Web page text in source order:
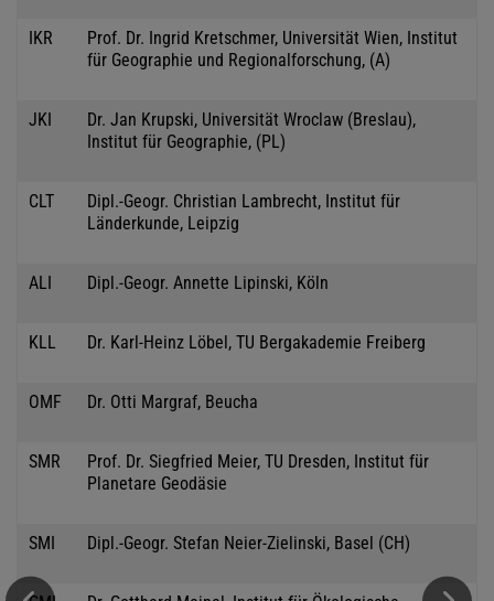
IKR
Prof. Dr. Ingrid Kretschmer, Universität Wien, Institut
für Geographie und Regionalforschung, (A)
JKI
Dr. Jan Krupski, Universität Wroclaw (Breslau),
Institut für Geographie, (PL)
CLT
Dipl.-Geogr. Christian Lambrecht, Institut für
Länderkunde, Leipzig
ALI Dipl.-Geogr. Annette Lipinski, Köln
KLL Dr. Karl-Heinz Löbel, TU Bergakademie Freiberg
OMF Dr. Otti Margraf, Beucha
SMR
Prof. Dr. Siegfried Meier, TU Dresden, Institut für
Planetare Geodäsie
SMI Dipl.-Geogr. Stefan Neier-Zielinski, Basel (CH)